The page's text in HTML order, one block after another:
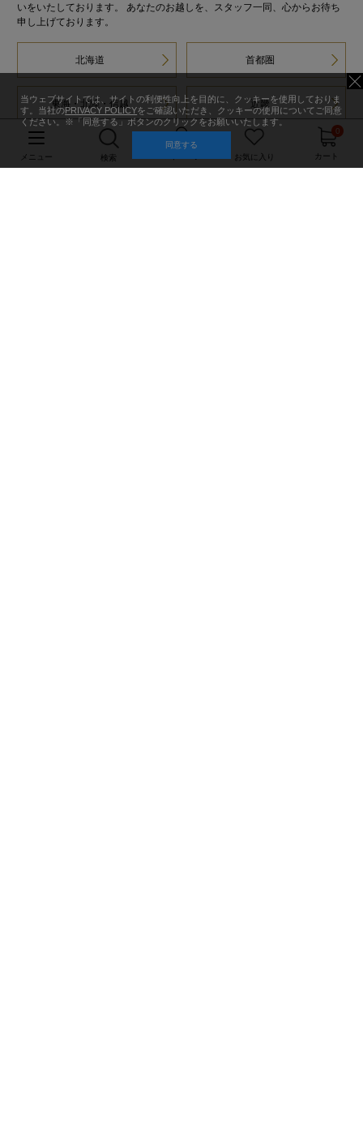
いをいたしております。 あなたのお越しを、スタッフ一同、心からお待ち
申し上げております。
北海道 首都圏
東海・北陸・信越 近畿
中国・四国・九州 Factory Outlet
メニュー 検索 お気に入り
0
カート
当ウェブサイトでは、サイトの利便性向上を目的に、クッキーを使用しておりま
す。当社のPRIVACY POLICYをご確認いただき、クッキーの使用についてご同意
ください。※「同意する」ボタンのクリックをお願いいたします。
同意する